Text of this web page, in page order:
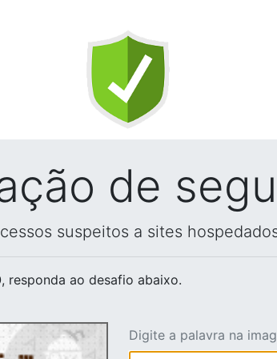
de
suspeitos a sites
, responda ao desafio abaixo.
Digite a palavra na